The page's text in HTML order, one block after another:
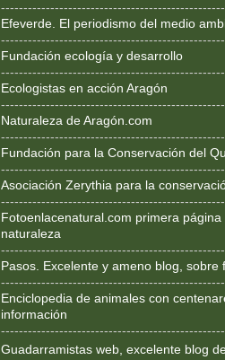
Efeverde. El periodismo del medio
Fundación ecología y desarrollo
Ecologistas en acción Aragón
Naturaleza de Aragón.com
Fundación para la Conservación del
Asociación Zerythia para la
Fotoenlacenatural.com primera
naturaleza
Pasos. Excelente y ameno blog,
Enciclopedia de animales con
información
Guadarramistas web, excelente blog